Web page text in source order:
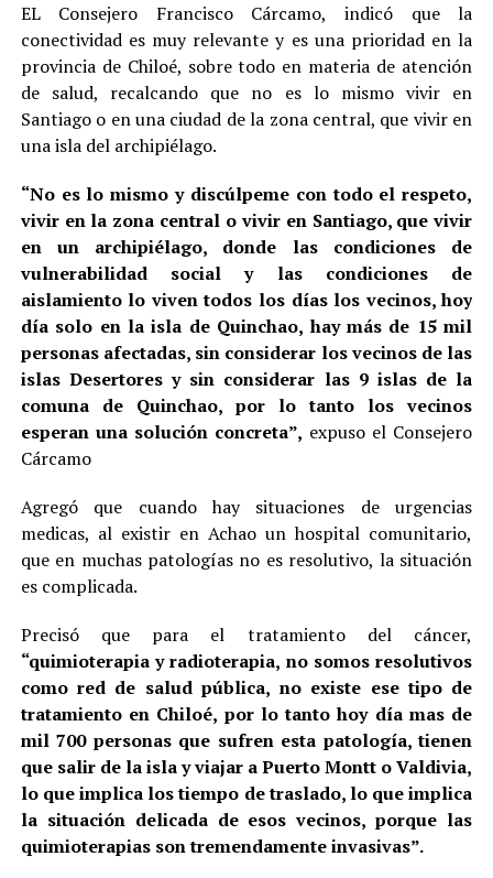
EL Consejero Francisco Cárcamo, indicó que la
conectividad es muy relevante y es una prioridad en la
provincia de Chiloé, sobre todo en materia de atención
de salud, recalcando que no es lo mismo vivir en
Santiago o en una ciudad de la zona central, que vivir en
una isla del archipiélago.
“No es lo mismo y discúlpeme con todo el respeto,
vivir en la zona central o vivir en Santiago, que vivir
en un archipiélago, donde las condiciones de
vulnerabilidad social y las condiciones de
aislamiento lo viven todos los días los vecinos, hoy
día solo en la isla de Quinchao, hay más de 15 mil
personas afectadas, sin considerar los vecinos de las
islas Desertores y sin considerar las 9 islas de la
comuna de Quinchao, por lo tanto los vecinos
esperan una solución concreta”, expuso el Consejero
Cárcamo
Agregó que cuando hay situaciones de urgencias
medicas, al existir en Achao un hospital comunitario,
que en muchas patologías no es resolutivo, la situación
es complicada.
Precisó que para el tratamiento del cáncer,
“quimioterapia y radioterapia, no somos resolutivos
como red de salud pública, no existe ese tipo de
tratamiento en Chiloé, por lo tanto hoy día mas de
mil 700 personas que sufren esta patología, tienen
que salir de la isla y viajar a Puerto Montt o Valdivia,
lo que implica los tiempo de traslado, lo que implica
la situación delicada de esos vecinos, porque las
quimioterapias son tremendamente invasivas”.